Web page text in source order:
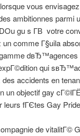
vous
ambitionnes parmi
gu s Г­В votre
comme Г§uila
gamme
qui
accidents en
un objectif gay
leurs fГЄtes Gay Pride
de vitalitГ©